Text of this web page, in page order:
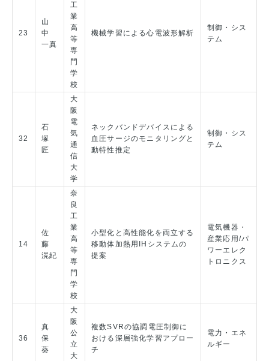
23
山
中
一真
工
業
高
等
専
門
学
校
機械学習による心電波形解析
制御・シス
テム
32
石
塚
匠
大
阪
電
気
通
信
大
学
ネックバンドデバイスによる
血圧サージのモニタリングと
動特性推定
制御・シス
テム
14
佐
藤
滉紀
奈
良
工
業
高
等
専
門
学
校
小型化と高性能化を両立する
移動体加熱用IHシステムの
提案
電気機器・
産業応用/パ
ワーエレク
トロニクス
36
真
保
葵
大
阪
公
立
大
複数SVRの協調電圧制御に
おける深層強化学習アプロー
チ
電力・エネ
ルギー